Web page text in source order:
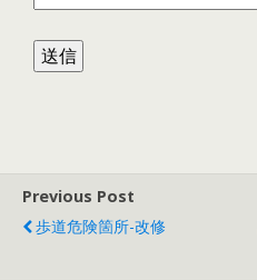
Previous Post
歩道危険箇所-改修